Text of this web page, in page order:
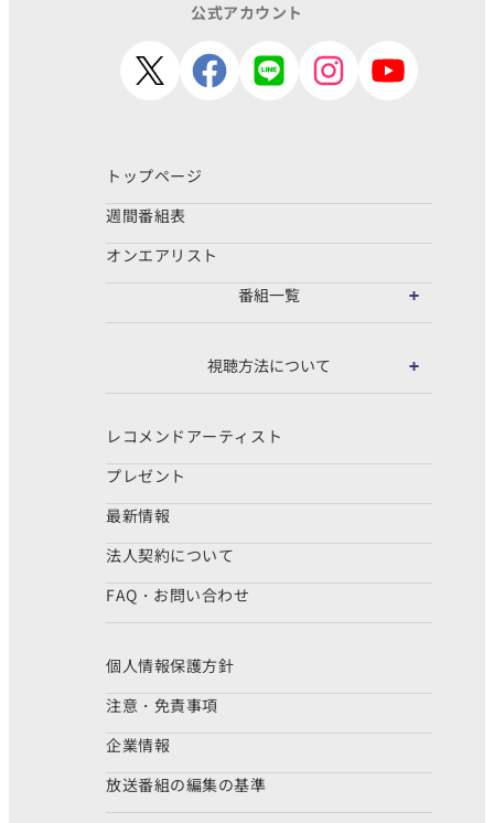
公式アカウント
トップページ
週間番組表
オンエアリスト
番組一覧
視聴方法について
レコメンドアーティスト
プレゼント
最新情報
法人契約について
FAQ・お問い合わせ
個人情報保護方針
注意・免責事項
企業情報
放送番組の編集の基準